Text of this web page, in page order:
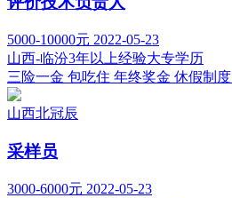
5000-10000元 2022-05-23
山西-临汾3年以上经验大专学历
三险一金 包吃住 年终奖金 休假制度
山西北冠辰
采样员
3000-6000元 2022-05-23